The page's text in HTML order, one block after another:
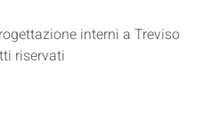
interni a Treviso
riservati